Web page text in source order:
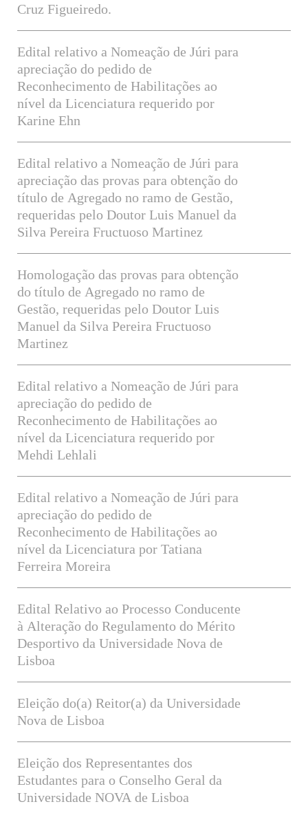
Cruz Figueiredo.
Edital relativo a Nomeação de Júri para
apreciação do pedido de
Reconhecimento de Habilitações ao
nível da Licenciatura requerido por
Karine Ehn
Edital relativo a Nomeação de Júri para
apreciação das provas para obtenção do
título de Agregado no ramo de Gestão,
requeridas pelo Doutor Luis Manuel da
Silva Pereira Fructuoso Martinez
Homologação das provas para obtenção
do título de Agregado no ramo de
Gestão, requeridas pelo Doutor Luis
Manuel da Silva Pereira Fructuoso
Martinez
Edital relativo a Nomeação de Júri para
apreciação do pedido de
Reconhecimento de Habilitações ao
nível da Licenciatura requerido por
Mehdi Lehlali
Edital relativo a Nomeação de Júri para
apreciação do pedido de
Reconhecimento de Habilitações ao
nível da Licenciatura por Tatiana
Ferreira Moreira
Edital Relativo ao Processo Conducente
à Alteração do Regulamento do Mérito
Desportivo da Universidade Nova de
Lisboa
Eleição do(a) Reitor(a) da Universidade
Nova de Lisboa
Eleição dos Representantes dos
Estudantes para o Conselho Geral da
Universidade NOVA de Lisboa